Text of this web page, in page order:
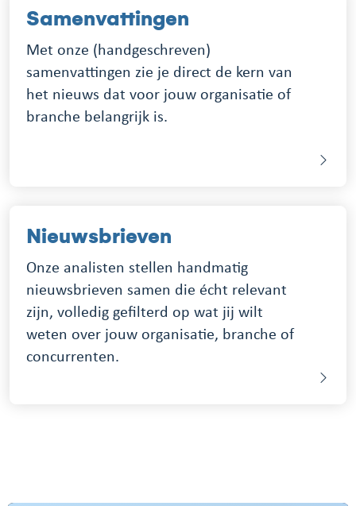
Samenvattingen
Met onze (handgeschreven)
samenvattingen zie je direct de kern van
het nieuws dat voor jouw organisatie of
branche belangrijk is.
Nieuwsbrieven
Onze analisten stellen handmatig
nieuwsbrieven samen die écht relevant
zijn, volledig gefilterd op wat jij wilt
weten over jouw organisatie, branche of
concurrenten.